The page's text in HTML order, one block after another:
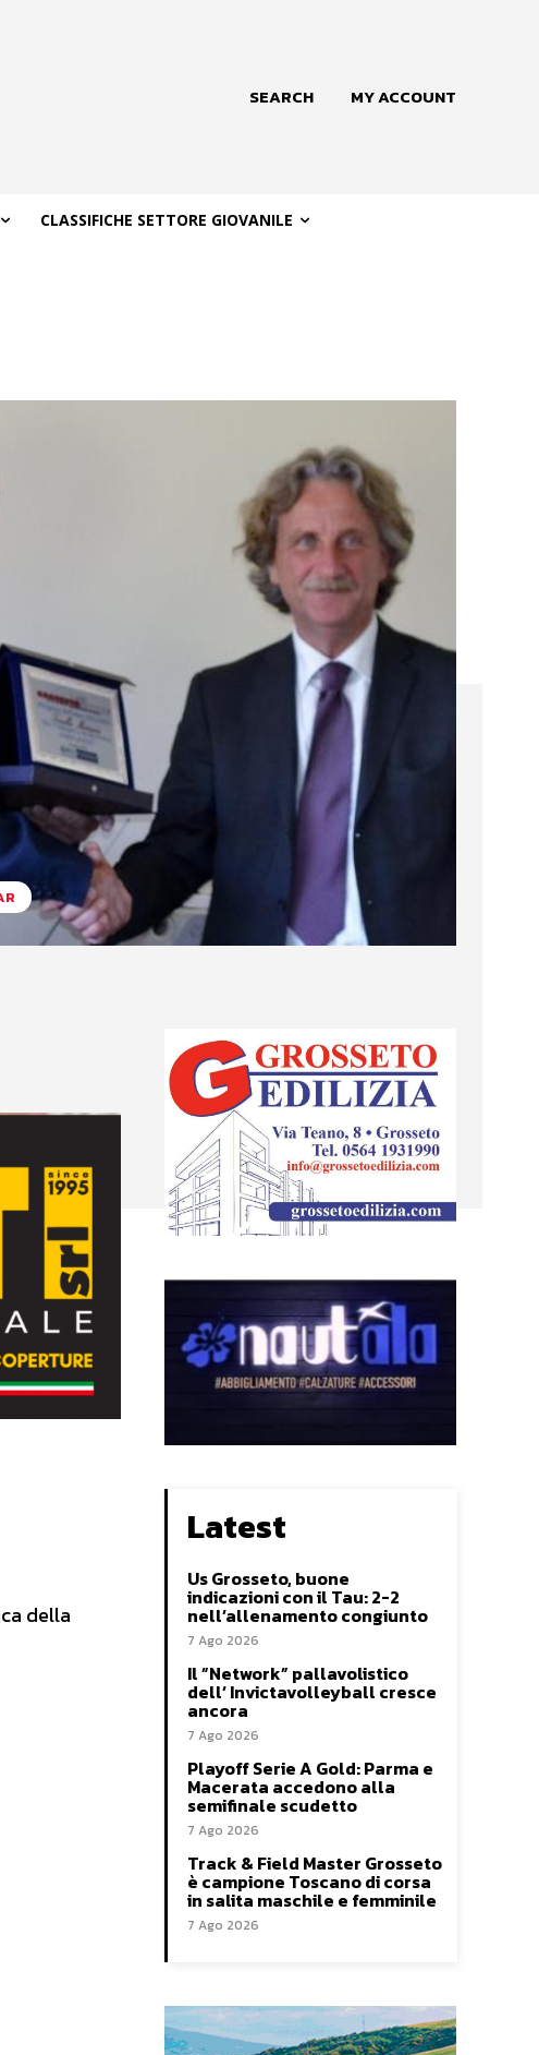
SEARCH MY ACCOUNT
CLASSIFICHE SETTORE GIOVANILE
della
Latest
Us Grosseto, buone
indicazioni con il Tau: 2-2
nell’allenamento congiunto
7 Ago 2026
Il ”Network” pallavolistico
dell’ Invictavolleyball cresce
ancora
7 Ago 2026
Playoff Serie A Gold: Parma e
Macerata accedono alla
semifinale scudetto
7 Ago 2026
Track & Field Master Grosseto
è campione Toscano di corsa
in salita maschile e femminile
7 Ago 2026